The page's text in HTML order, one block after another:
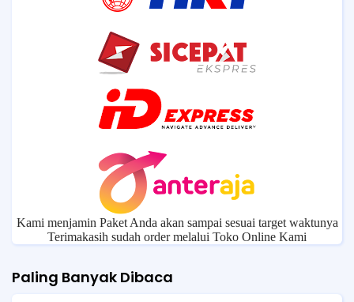
Kami menjamin Paket Anda akan sampai sesuai target waktunya
Terimakasih sudah order melalui Toko Online Kami
Paling Banyak Dibaca